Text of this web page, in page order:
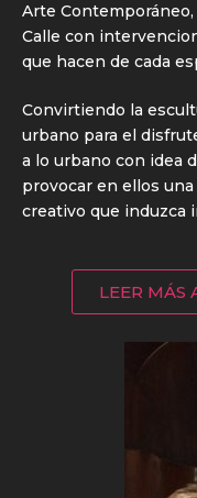
Arte
Calle con
que hacen de cada
Convirtiendo la
urbano para el
a lo urbano con idea
provocar en ellos
creativo que induzca
LEER MÁS